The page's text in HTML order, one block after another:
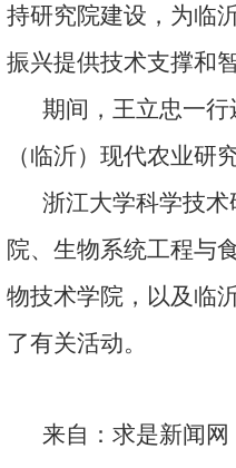
持研究院建设，为临
振兴提供技术支撑和
期间，王立忠一
（临沂）现代农业研
浙江大学科学技
院、生物系统工程与
物技术学院，以及临
了有关活动。
来自：求是新闻网